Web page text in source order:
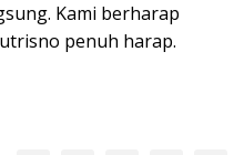
Kami berharap
penuh harap.